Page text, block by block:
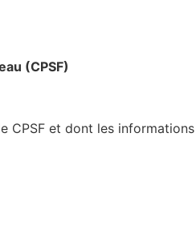
(CPSF)
CPSF et dont les